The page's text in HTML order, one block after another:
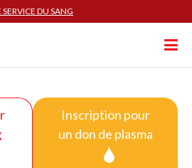
SERVICE DU SANG
Inscription pour
un don de plasma